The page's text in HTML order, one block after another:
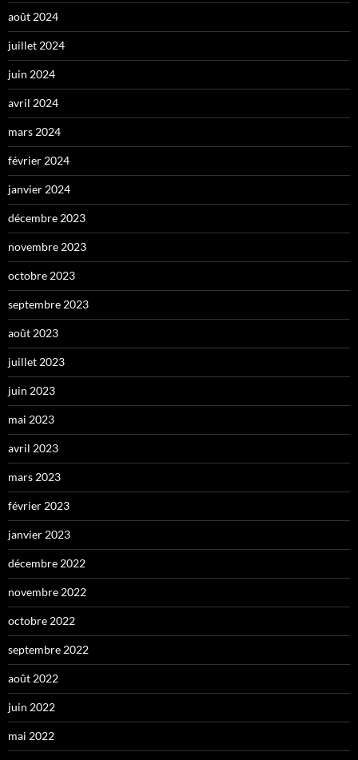
août 2024
juillet 2024
juin 2024
avril 2024
mars 2024
février 2024
janvier 2024
décembre 2023
novembre 2023
octobre 2023
septembre 2023
août 2023
juillet 2023
juin 2023
mai 2023
avril 2023
mars 2023
février 2023
janvier 2023
décembre 2022
novembre 2022
octobre 2022
septembre 2022
août 2022
juin 2022
mai 2022